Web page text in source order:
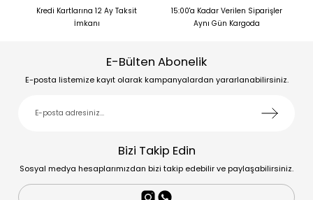
Kredi Kartlarına 12 Ay Taksit
İmkanı
15:00'a Kadar Verilen Siparişler
Aynı Gün Kargoda
E-Bülten Abonelik
E-posta listemize kayıt olarak kampanyalardan yararlanabilirsiniz.
Bizi Takip Edin
Sosyal medya hesaplarımızdan bizi takip edebilir ve paylaşabilirsiniz.